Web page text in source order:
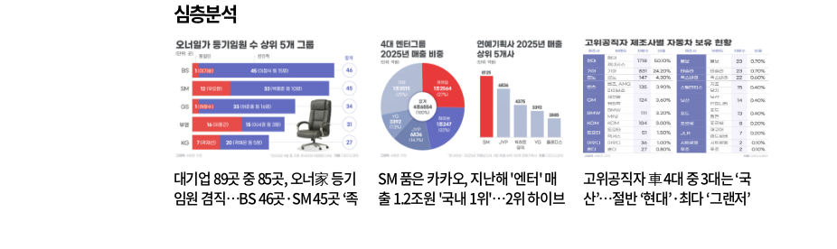
심층분석
대기업 89곳 중 85곳, 오너家 등기
임원 겸직…BS 46곳·SM 45곳 ‘족
SM 품은 카카오, 지난해 '엔터' 매
출 1.2조원 '국내 1위'…2위 하이브
고위공직자 車 4대 중 3대는 ‘국
산’…절반 ‘현대’·최다 ‘그랜저’